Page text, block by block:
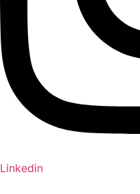
Linkedin